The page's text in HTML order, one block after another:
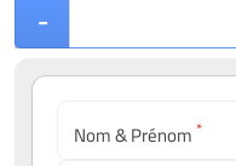
-
Nom & Prénom*